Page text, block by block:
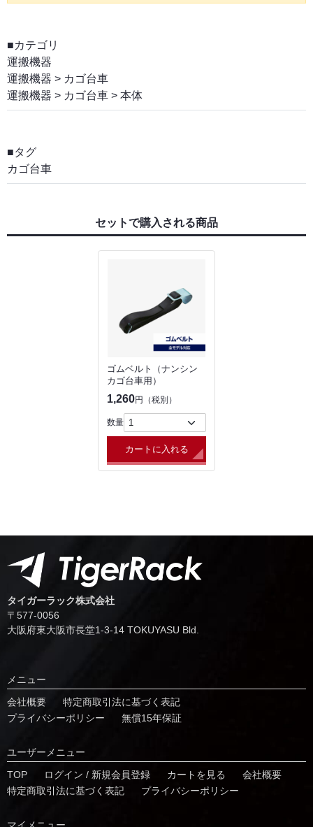
■カテゴリ
運搬機器
運搬機器 > カゴ台車
運搬機器 > カゴ台車 > 本体
■タグ
カゴ台車
セットで購入される商品
ゴムベルト（ナンシン
カゴ台車用）
1,260円（税別）
数量
カートに入れる
タイガーラック株式会社
〒577-0056
⼤阪府東⼤阪市⻑堂1-3-14 TOKUYASU Bld.
メニュー
会社概要
特定商取引法に基づく表記
プライバシーポリシー
無償15年保証
ユーザーメニュー
TOP
ログイン / 新規会員登録 カートを見る
会社概要
特定商取引法に基づく表記
プライバシーポリシー
マイメニュー